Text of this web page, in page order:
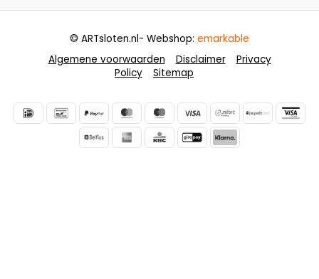
Algemene voorwaarden Disclaimer
Privacy
Policy
Sitemap
© ARTsloten.nl- Webshop: emarkable